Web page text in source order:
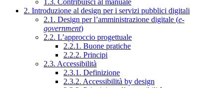
2. Introduzione al design per i servizi pubblici digitali
2.1. Design per l’amministrazione digitale (e-
government)
2.2. L’approccio progettuale
2.2.1. Buone pratiche
2.2.2. Principi
2.3. Accessibilità
2.3.1. Definizione
2.3.2. Accessibilità by design